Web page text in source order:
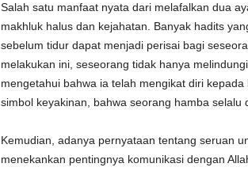
Salah satu manfaat nyata dari melafalkan dua
makhluk halus dan kejahatan. Banyak hadits
sebelum tidur dapat menjadi perisai bagi
melakukan ini, seseorang tidak hanya
mengetahui bahwa ia telah mengikat diri
simbol keyakinan, bahwa seorang hamba selalu
Kemudian, adanya pernyataan tentang seruan
menekankan pentingnya komunikasi dengan